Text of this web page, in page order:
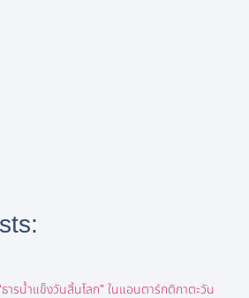
ธารน้ำแข็งวันสิ้นโลก” ในแอนตาร์กติกาตะวัน